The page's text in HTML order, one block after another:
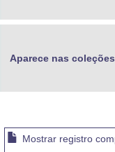
Aparece nas
Mostrar registro